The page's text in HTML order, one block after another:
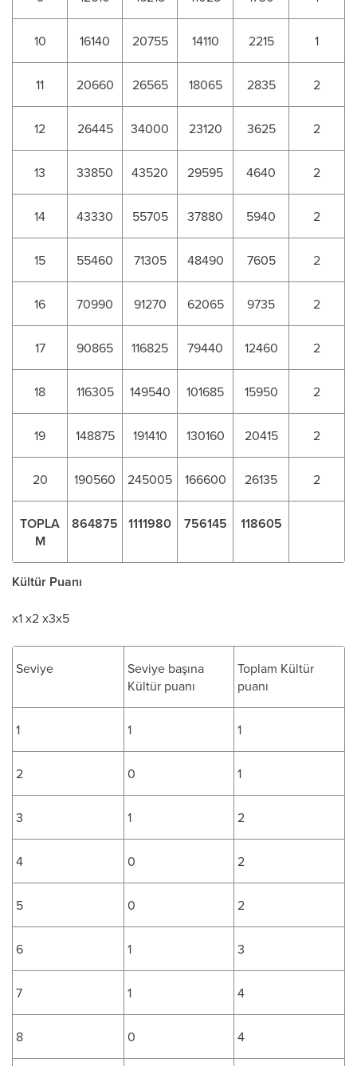
10 16140 20755 14110 2215 1
11 20660 26565 18065 2835 2
12 26445 34000 23120 3625 2
13 33850 43520 29595 4640 2
14 43330 55705 37880 5940 2
15 55460 71305 48490 7605 2
16 70990 91270 62065 9735 2
17 90865 116825 79440 12460 2
18 116305 149540 101685 15950 2
19 148875 191410 130160 20415 2
20 190560 245005 166600 26135 2
TOPLA
M
864875 1111980 756145 118605
Kültür Puanı
x1 x2 x3x5
Seviye
Seviye başına
Kültür puanı
Toplam Kültür
puanı
1 1 1
2 0 1
3 1 2
4 0 2
5 0 2
6 1 3
7 1 4
8 0 4